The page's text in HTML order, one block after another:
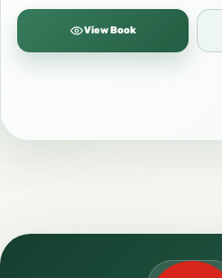
View Book